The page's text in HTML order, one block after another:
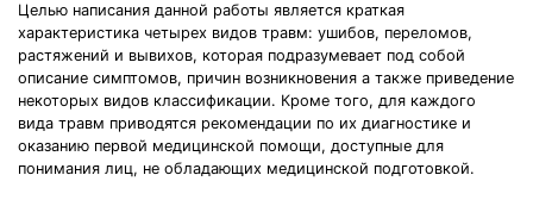
Целью написания данной работы является краткая
характеристика четырех видов травм: ушибов, переломов,
растяжений и вывихов, которая подразумевает под собой
описание симптомов, причин возникновения а также приведение
некоторых видов классификации. Кроме того, для каждого
вида травм приводятся рекомендации по их диагностике и
оказанию первой медицинской помощи, доступные для
понимания лиц, не обладающих медицинской подготовкой.